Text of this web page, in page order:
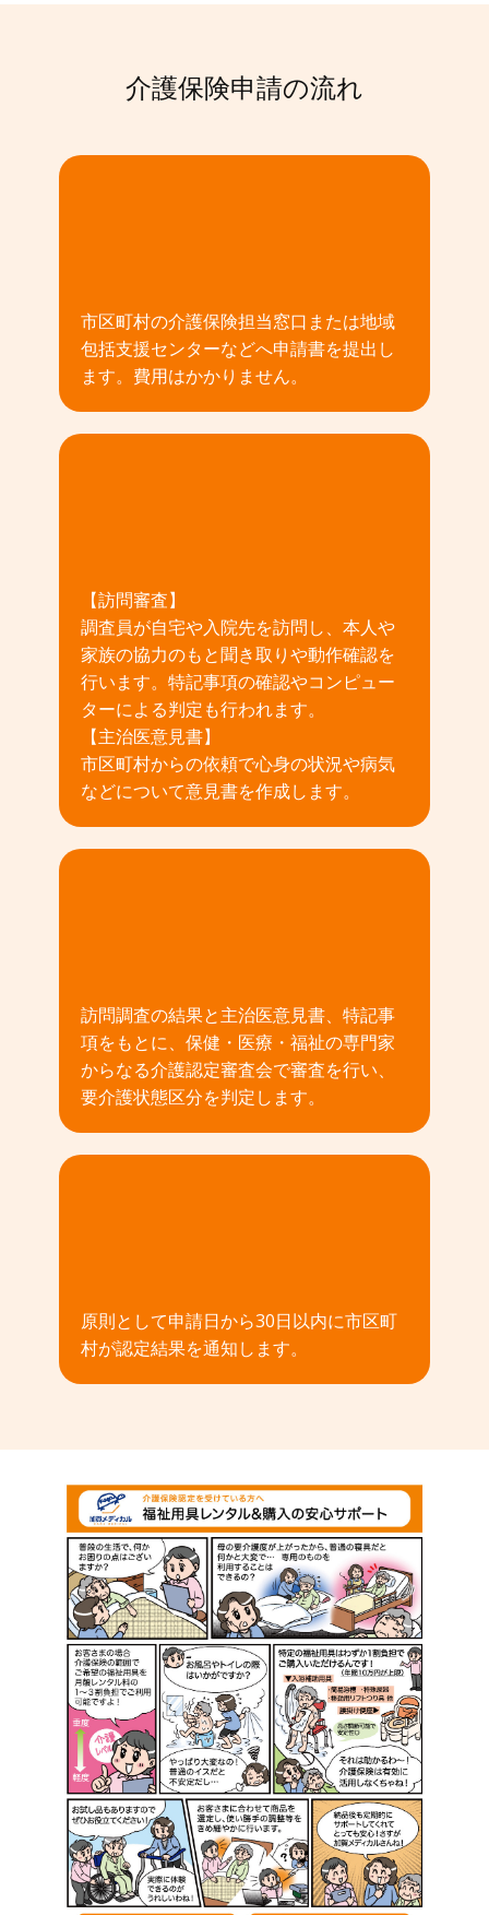
介護保険申請の流れ
市区町村の介護保険担当窓口または地域
包括支援センターなどへ申請書を提出し
ます。費用はかかりません。
【訪問審査】
調査員が自宅や入院先を訪問し、本人や
家族の協力のもと聞き取りや動作確認を
行います。特記事項の確認やコンピュー
ターによる判定も行われます。
【主治医意見書】
市区町村からの依頼で心身の状況や病気
などについて意見書を作成します。
訪問調査の結果と主治医意見書、特記事
項をもとに、保健・医療・福祉の専門家
からなる介護認定審査会で審査を行い、
要介護状態区分を判定します。
原則として申請日から30日以内に市区町
村が認定結果を通知します。